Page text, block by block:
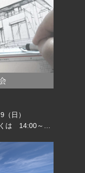
日）
10:00～12:00 もしくは 14:00～16:00